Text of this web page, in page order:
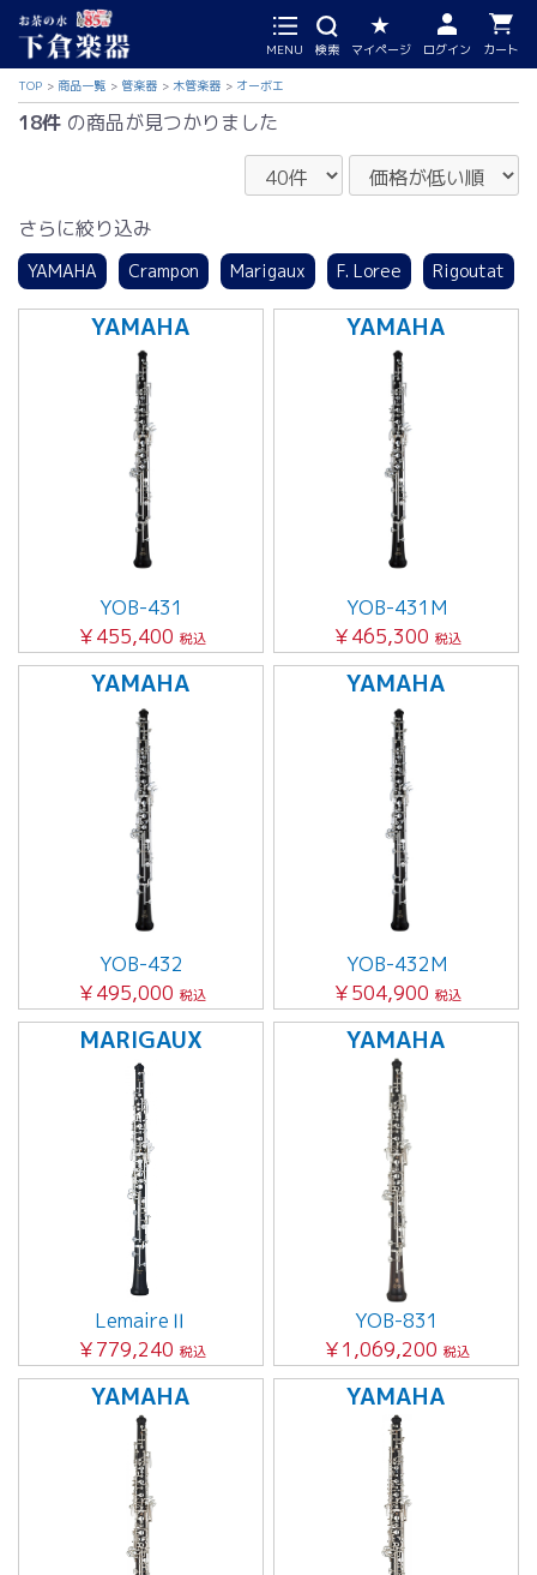
MENU 検索 マイページ ログイン カート
TOP 商品一覧 管楽器 木管楽器 オーボエ
18件 の商品が見つかりました
さらに絞り込み
YAMAHA Crampon Marigaux F. Loree Rigoutat
YAMAHA
YOB-431
￥455,400 税込
YAMAHA
YOB-431M
￥465,300 税込
YAMAHA
YOB-432
￥495,000 税込
YAMAHA
YOB-432M
￥504,900 税込
MARIGAUX
LemaireⅡ
￥779,240 税込
YAMAHA
YOB-831
￥1,069,200 税込
YAMAHA YAMAHA